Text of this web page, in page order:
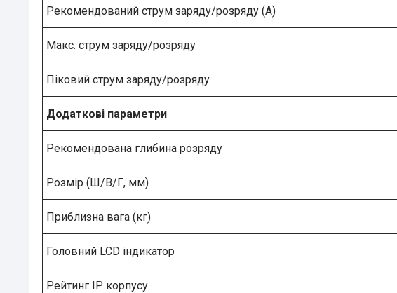
Рекомендований струм заряду/розряду (А)
Макс. струм заряду/розряду
Піковий струм заряду/розряду
Додаткові параметри
Рекомендована глибина розряду
Розмір (Ш/В/Г, мм)
Приблизна вага (кг)
Головний LCD індикатор
Рейтинг IP корпусу